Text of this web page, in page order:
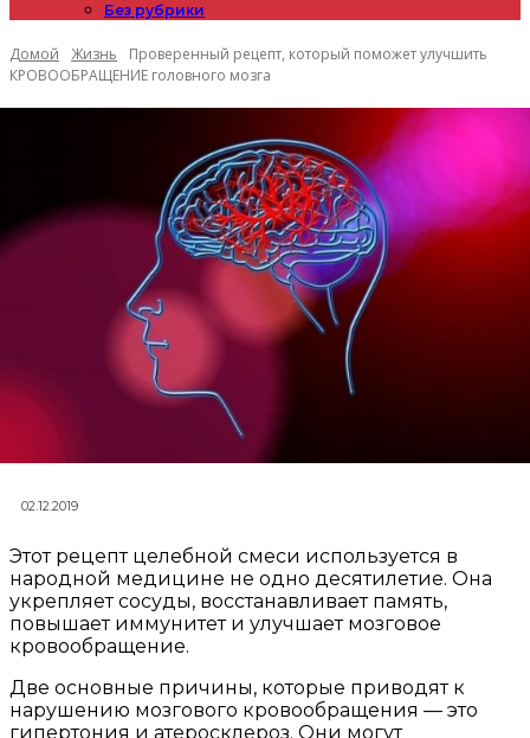
Без рубрики
Домой Жизнь
Проверенный рецепт, который поможет улучшить
КРОВООБРАЩЕНИЕ головного мозга
02.12.2019
Этот рецепт целебной смеси используется в
народной медицине не одно десятилетие. Она
укрепляет сосуды, восстанавливает память,
повышает иммунитет и улучшает мозговое
кровообращение.
Две основные причины, которые приводят к
нарушению мозгового кровообращения — это
гипертония и атеросклероз. Они могут